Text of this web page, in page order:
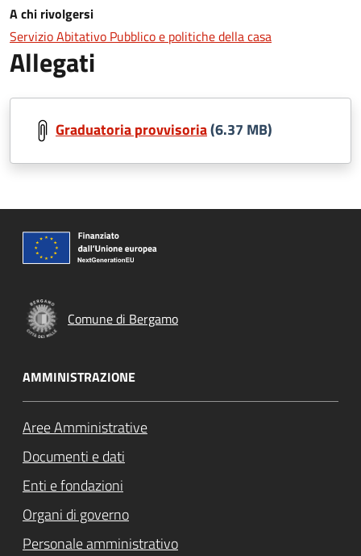
A chi rivolgersi
Servizio Abitativo Pubblico e politiche della casa
Allegati
Graduatoria provvisoria(6.37 MB)
Comune di Bergamo
AMMINISTRAZIONE
Aree Amministrative
Documenti e dati
Enti e fondazioni
Organi di governo
Personale amministrativo